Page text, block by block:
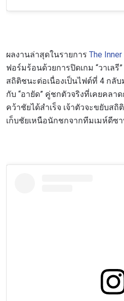
ผลงานล่าสุดในรายการ The
ฟอร์มร้อนด้วยการปิดเกม “วาเล
สถิติชนะต่อเนื่องเป็นไฟต์ที่ 4 กลั
กับ “อายัด” คู่ชกตัวจริงที่เคยคล
คว้าชัยได้สำเร็จ เจ้าตัวจะขยับส
เก็บชัยเหนือนักชกจากทีมเมห์ดีซ